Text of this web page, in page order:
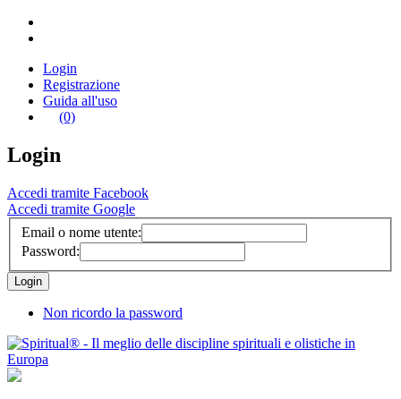
Login
Registrazione
Guida all'uso
(0)
Login
Accedi tramite Facebook
Accedi tramite Google
Email o nome utente:
Password:
Non ricordo la password